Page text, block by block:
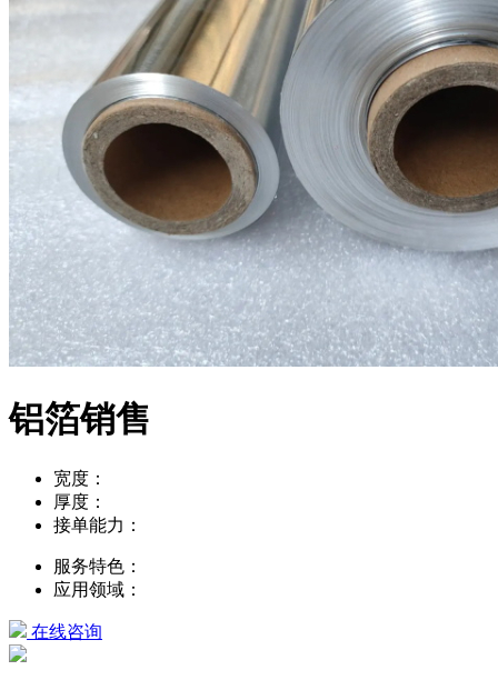
铝箔销售
宽度：
厚度：
接单能力：
服务特色：
应用领域：
在线咨询